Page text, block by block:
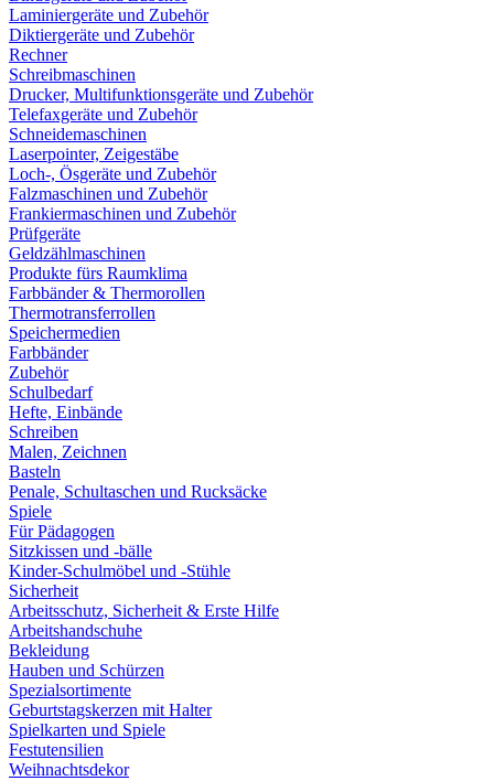
Laminiergeräte und Zubehör
Diktiergeräte und Zubehör
Rechner
Schreibmaschinen
Drucker, Multifunktionsgeräte und Zubehör
Telefaxgeräte und Zubehör
Schneidemaschinen
Laserpointer, Zeigestäbe
Loch-, Ösgeräte und Zubehör
Falzmaschinen und Zubehör
Frankiermaschinen und Zubehör
Prüfgeräte
Geldzählmaschinen
Produkte fürs Raumklima
Farbbänder & Thermorollen
Thermotransferrollen
Speichermedien
Farbbänder
Zubehör
Schulbedarf
Hefte, Einbände
Schreiben
Malen, Zeichnen
Basteln
Penale, Schultaschen und Rucksäcke
Spiele
Für Pädagogen
Sitzkissen und -bälle
Kinder-Schulmöbel und -Stühle
Sicherheit
Arbeitsschutz, Sicherheit & Erste Hilfe
Arbeitshandschuhe
Bekleidung
Hauben und Schürzen
Spezialsortimente
Geburtstagskerzen mit Halter
Spielkarten und Spiele
Festutensilien
Weihnachtsdekor